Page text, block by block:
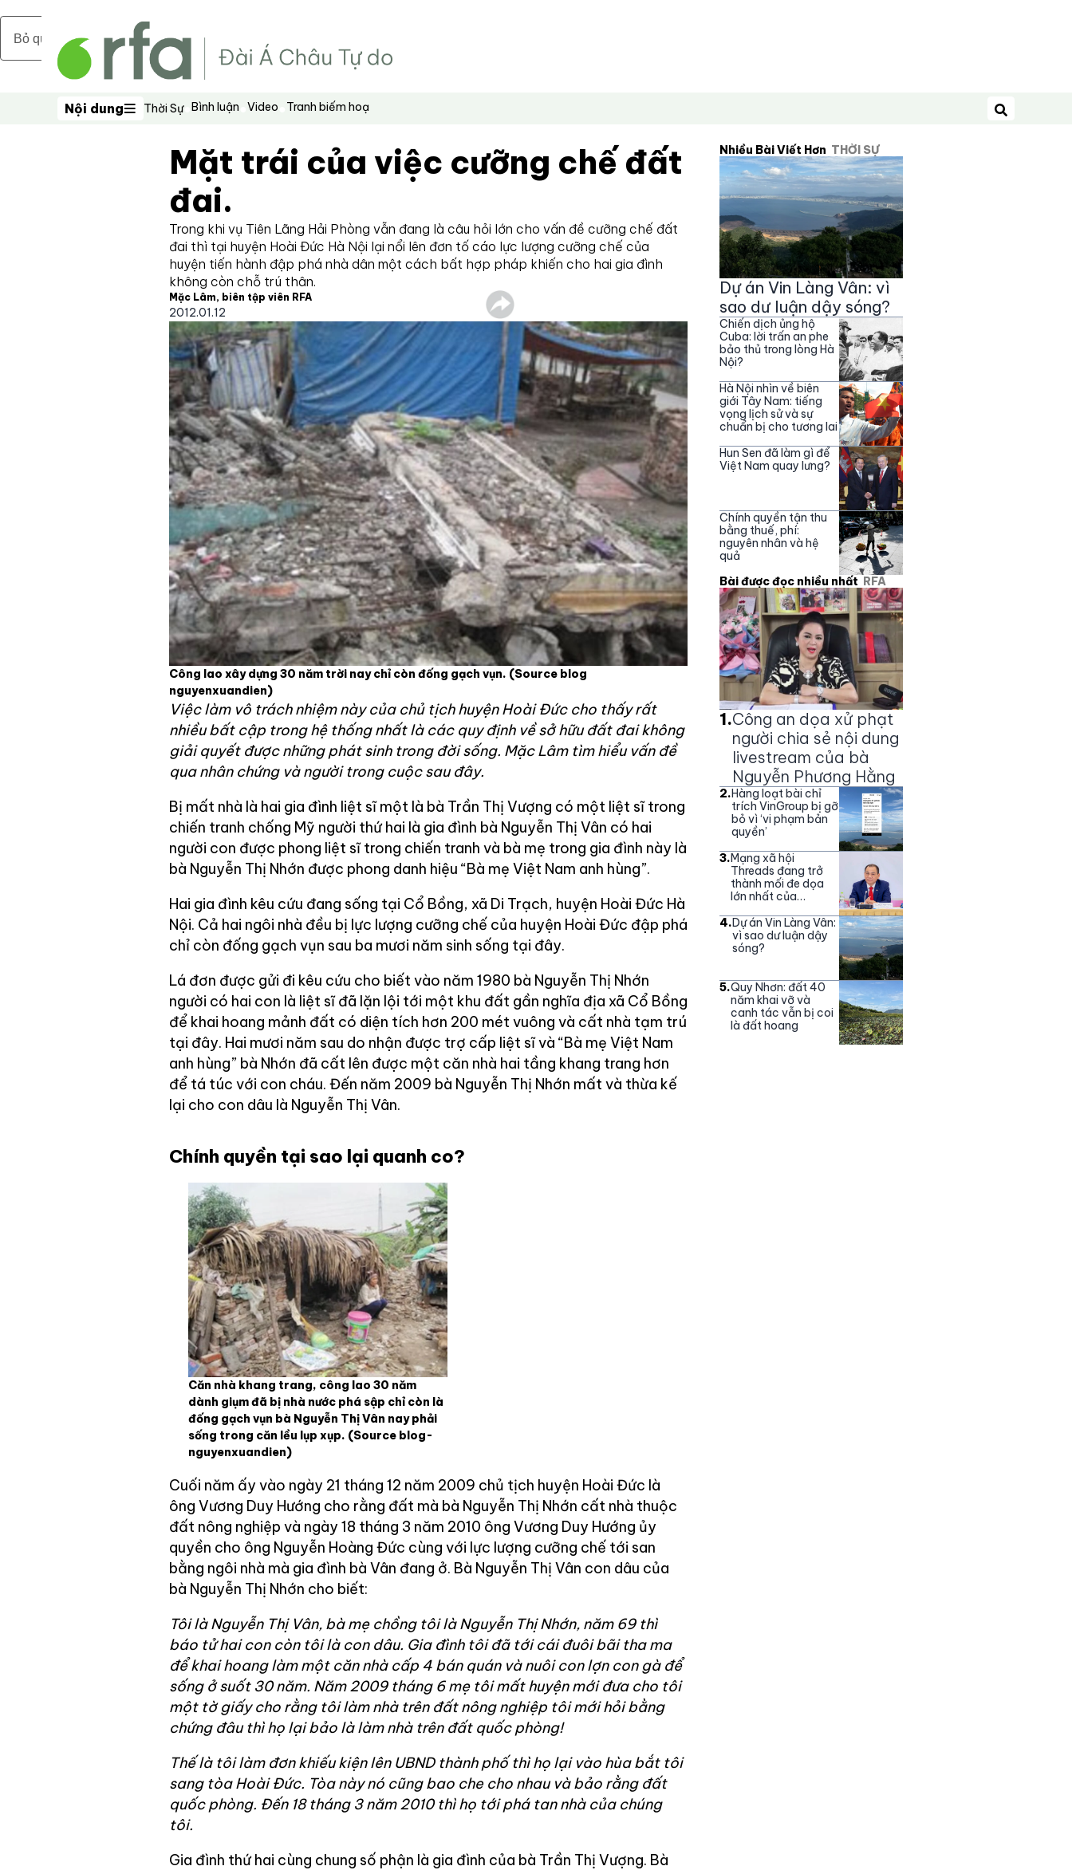
Bỏ qua nội dung chính
Nội dung
Nội dung Thời Sự Bình luận Video Tranh biếm hoạ
Tìm kiếm
Mặt trái của việc cưỡng chế đất
đai.
Trong khi vụ Tiên Lãng Hải Phòng vẫn đang là câu hỏi lớn cho vấn đề cưỡng chế đất
đai thì tại huyện Hoài Đức Hà Nội lại nổi lên đơn tố cáo lực lượng cưỡng chế của
huyện tiến hành đập phá nhà dân một cách bất hợp pháp khiến cho hai gia đình
không còn chỗ trú thân.
Mặc Lâm, biên tập viên RFA
2012.01.12
Công lao xây dựng 30 năm trời nay chỉ còn đống gạch vụn. (Source blog
nguyenxuandien)
Việc làm vô trách nhiệm này của chủ tịch huyện Hoài Đức cho thấy rất
nhiều bất cập trong hệ thống nhất là các quy định về sở hữu đất đai không
giải quyết được những phát sinh trong đời sống. Mặc Lâm tìm hiểu vấn đề
qua nhân chứng và người trong cuộc sau đây.
Bị mất nhà là hai gia đình liệt sĩ một là bà Trần Thị Vượng có một liệt sĩ trong
chiến tranh chống Mỹ người thứ hai là gia đình bà Nguyễn Thị Vân có hai
người con được phong liệt sĩ trong chiến tranh và bà mẹ trong gia đình này là
bà Nguyễn Thị Nhớn được phong danh hiệu “Bà mẹ Việt Nam anh hùng”.
Hai gia đình kêu cứu đang sống tại Cổ Bồng, xã Di Trạch, huyện Hoài Đức Hà
Nội. Cả hai ngôi nhà đều bị lực lượng cưỡng chế của huyện Hoài Đức đập phá
chỉ còn đống gạch vụn sau ba mươi năm sinh sống tại đây.
Lá đơn được gửi đi kêu cứu cho biết vào năm 1980 bà Nguyễn Thị Nhớn
người có hai con là liệt sĩ đã lặn lội tới một khu đất gần nghĩa địa xã Cổ Bồng
để khai hoang mảnh đất có diện tích hơn 200 mét vuông và cất nhà tạm trú
tại đây. Hai mươi năm sau do nhận được trợ cấp liệt sĩ và “Bà mẹ Việt Nam
anh hùng” bà Nhớn đã cất lên được một căn nhà hai tầng khang trang hơn
để tá túc với con cháu. Đến năm 2009 bà Nguyễn Thị Nhớn mất và thừa kế
lại cho con dâu là Nguyễn Thị Vân.
Chính quyền tại sao lại quanh co?
Căn nhà khang trang, công lao 30 năm
dành giụm đã bị nhà nước phá sập chỉ còn là
đống gạch vụn bà Nguyễn Thị Vân nay phải
sống trong căn lều lụp xụp. (Source blog-
nguyenxuandien)
Cuối năm ấy vào ngày 21 tháng 12 năm 2009 chủ tịch huyện Hoài Đức là
ông Vương Duy Hướng cho rằng đất mà bà Nguyễn Thị Nhớn cất nhà thuộc
đất nông nghiệp và ngày 18 tháng 3 năm 2010 ông Vương Duy Hướng ủy
quyền cho ông Nguyễn Hoàng Đức cùng với lực lượng cưỡng chế tới san
bằng ngôi nhà mà gia đình bà Vân đang ở. Bà Nguyễn Thị Vân con dâu của
bà Nguyễn Thị Nhớn cho biết:
Tôi là Nguyễn Thị Vân, bà mẹ chồng tôi là Nguyễn Thị Nhớn, năm 69 thì
báo tử hai con còn tôi là con dâu. Gia đình tôi đã tới cái đuôi bãi tha ma
để khai hoang làm một căn nhà cấp 4 bán quán và nuôi con lợn con gà để
sống ở suốt 30 năm. Năm 2009 tháng 6 mẹ tôi mất huyện mới đưa cho tôi
một tờ giấy cho rằng tôi làm nhà trên đất nông nghiệp tôi mới hỏi bằng
chứng đâu thì họ lại bảo là làm nhà trên đất quốc phòng!
Thế là tôi làm đơn khiếu kiện lên UBND thành phố thì họ lại vào hùa bắt tôi
sang tòa Hoài Đức. Tòa này nó cũng bao che cho nhau và bảo rằng đất
quốc phòng. Đến 18 tháng 3 năm 2010 thì họ tới phá tan nhà của chúng
tôi.
Gia đình thứ hai cùng chung số phận là gia đình của bà Trần Thị Vượng. Bà
Nhiều Bài Viết Hơn THỜI SỰ
Dự án Vin Làng Vân: vì
sao dư luận dậy sóng?
Chiến dịch ủng hộ
Cuba: lời trấn an phe
bảo thủ trong lòng Hà
Nội?
Hà Nội nhìn về biên
giới Tây Nam: tiếng
vọng lịch sử và sự
chuẩn bị cho tương lai
Hun Sen đã làm gì để
Việt Nam quay lưng?
Chính quyền tận thu
bằng thuế, phí:
nguyên nhân và hệ
quả
Bài được đọc nhiều nhất RFA
1.Công an dọa xử phạt
người chia sẻ nội dung
livestream của bà
Nguyễn Phương Hằng
2.Hàng loạt bài chỉ
trích VinGroup bị gỡ
bỏ vì ‘vi phạm bản
quyền’
3.Mạng xã hội
Threads đang trở
thành mối đe dọa
lớn nhất của
4.Dự án Vin Làng Vân:
vì sao dư luận dậy
sóng?
5.Quy Nhơn: đất 40
năm khai vỡ và
canh tác vẫn bị coi
là đất hoang